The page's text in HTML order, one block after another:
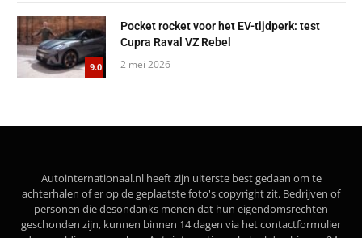
9.0
Pocket rocket voor het EV-tijdperk: test
Cupra Raval VZ Rebel
2 mei 2026
Autointernationaal.nl heeft zijn uiterste best gedaan om te
achterhalen of er op de geplaatste foto's copyright zit. Bedrijven of
personen die desondanks menen dat hun eigendomsrechten
geschonden zijn, kunnen binnen 14 dagen via het contactformulier